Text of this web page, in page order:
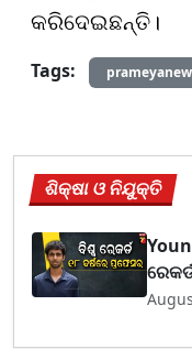
କରିଦେଇଛନ୍ତି।
Tags:
ଶିକ୍ଷା ଓ ନିଯୁକ୍ତି